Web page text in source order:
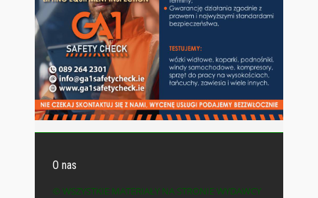
O nas
© WSZYSTKIE MATERIAŁY NA STRONIE WYDAWCY